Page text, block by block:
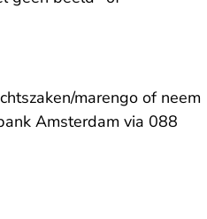
marengo of neem
Amsterdam via 088